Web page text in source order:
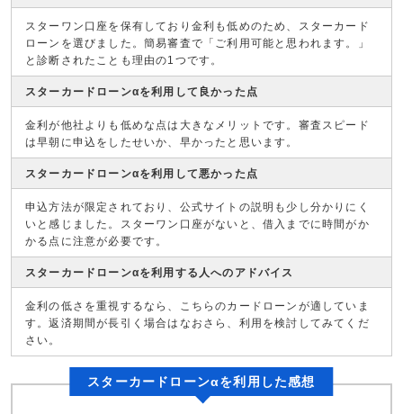
スターワン口座を保有しており金利も低めのため、スターカード
ローンを選びました。簡易審査で「ご利用可能と思われます。」
と診断されたことも理由の1つです。
スターカードローンαを利用して良かった点
金利が他社よりも低めな点は大きなメリットです。審査スピード
は早朝に申込をしたせいか、早かったと思います。
スターカードローンαを利用して悪かった点
申込方法が限定されており、公式サイトの説明も少し分かりにく
いと感じました。スターワン口座がないと、借入までに時間がか
かる点に注意が必要です。
スターカードローンαを利用する人へのアドバイス
金利の低さを重視するなら、こちらのカードローンが適していま
す。返済期間が長引く場合はなおさら、利用を検討してみてくだ
さい。
スターカードローンαを利用した感想